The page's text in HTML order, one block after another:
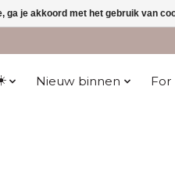
Nieuw binnen For
ga je akkoord met het gebruik van